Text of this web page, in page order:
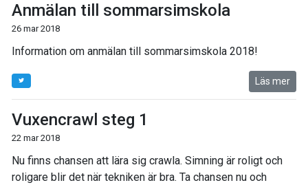
Anmälan till sommarsimskola
26 mar 2018
Information om anmälan till sommarsimskola 2018!
Läs mer
Vuxencrawl steg 1
22 mar 2018
Nu finns chansen att lära sig crawla. Simning är roligt och
roligare blir det när tekniken är bra. Ta chansen nu och